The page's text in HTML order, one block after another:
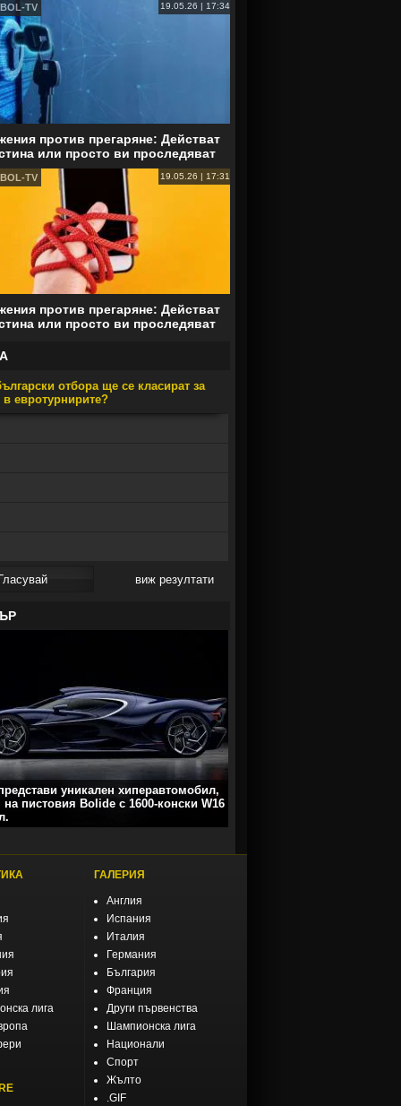
TV 19.05.26 | 17:34
против прегаряне: Действат
или просто ви проследяват
TV 19.05.26 | 17:31
против прегаряне: Действат
или просто ви проследяват
отбора ще се класират за
в евротурнирите?
виж резултати
уникален хиперавтомобил,
на пистовия Bolide с 1600-конски W16
лига
ГАЛЕРИЯ
Англия
Испания
Италия
Германия
България
Франция
Други първенства
Шампионска лига
Национали
Спорт
Жълто
.GIF